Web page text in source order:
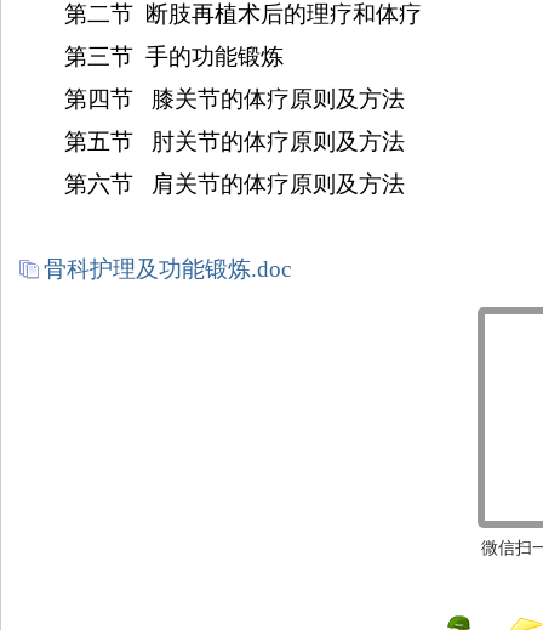
第二节 断肢再植术后的理疗和体疗
第三节 手的功能锻炼
第四节
膝关节的体疗原则及方法
第五节
肘关节的体疗原则及方法
第六节
肩关节的体疗原则及方法
骨科护理及功能锻炼.doc
微信扫